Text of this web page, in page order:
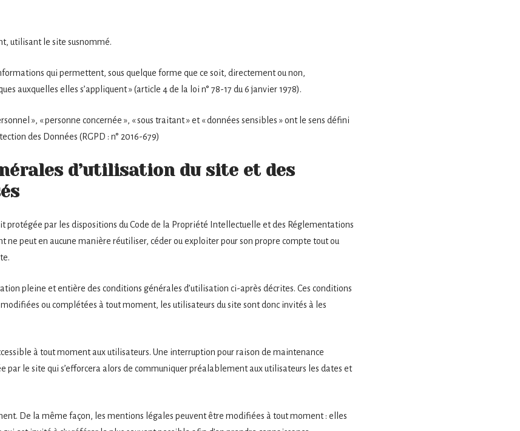
utilisant le site susnommé.
qui permettent, sous quelque forme que ce soit, directement ou non,
auxquelles elles s’appliquent » (article 4 de la loi n° 78-17 du 6 janvier 1978).
», « personne concernée », « sous traitant » et « données sensibles » ont le sens défini
des Données (RGPD : n° 2016-679)
d’utilisation du site et des
protégée par les dispositions du Code de la Propriété Intellectuelle et des Réglementations
ne peut en aucune manière réutiliser, céder ou exploiter pour son propre compte tout ou
pleine et entière des conditions générales d’utilisation ci-après décrites. Ces conditions
ou complétées à tout moment, les utilisateurs du site sont donc invités à les
à tout moment aux utilisateurs. Une interruption pour raison de maintenance
par le site qui s’efforcera alors de communiquer préalablement aux utilisateurs les dates et
De la même façon, les mentions légales peuvent être modifiées à tout moment : elles